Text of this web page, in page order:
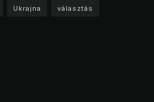
Ukrajna választás